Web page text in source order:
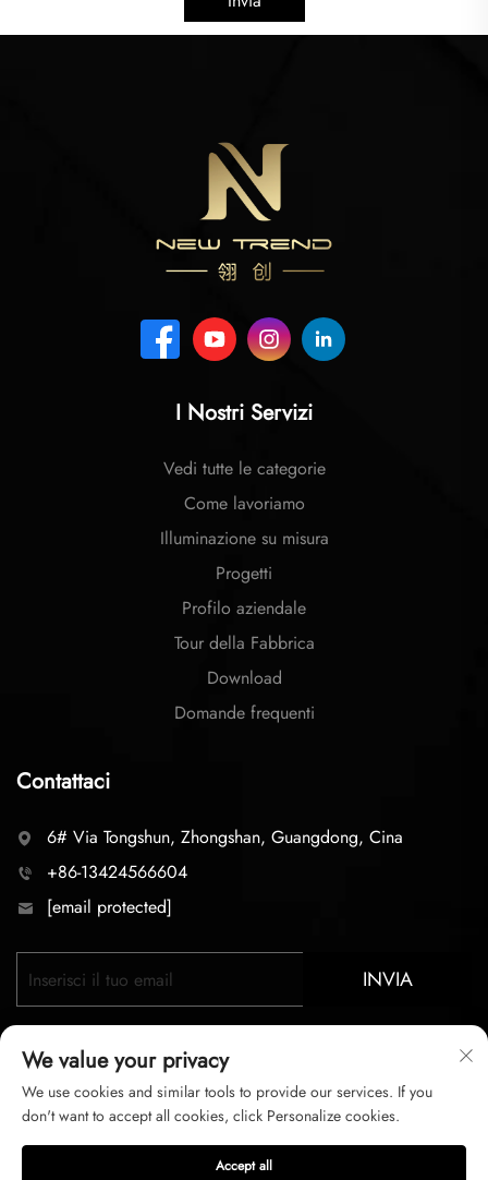
I Nostri Servizi
Vedi tutte le categorie
Come lavoriamo
Illuminazione su misura
Progetti
Profilo aziendale
Tour della Fabbrica
Download
Domande frequenti
Contattaci
6# Via Tongshun, Zhongshan, Guangdong, Cina
+86-13424566604
[email protected]
INVIA
Copyright © 2026 zhongshan LC lighting Co.,LTD. Tutti i
We value your privacy
We use cookies and similar tools to provide our services. If you
don't want to accept all cookies, click Personalize cookies.
Accept all